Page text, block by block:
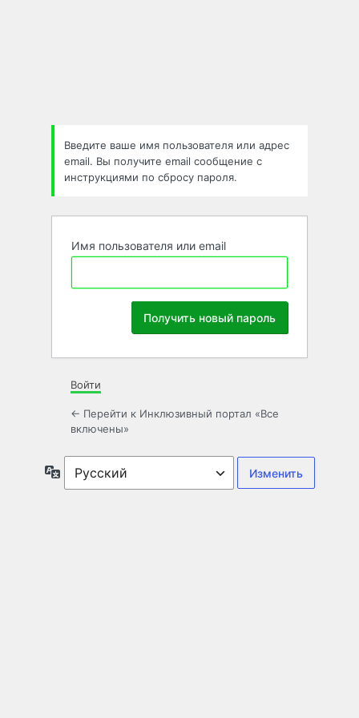
Введите ваше имя пользователя или адрес
email. Вы получите email сообщение с
инструкциями по сбросу пароля.
Имя пользователя или email
Войти
← Перейти к Инклюзивный портал «Все
включены»
Язык